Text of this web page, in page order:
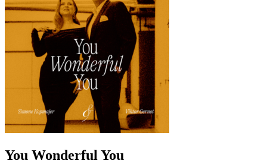
You Wonderful You